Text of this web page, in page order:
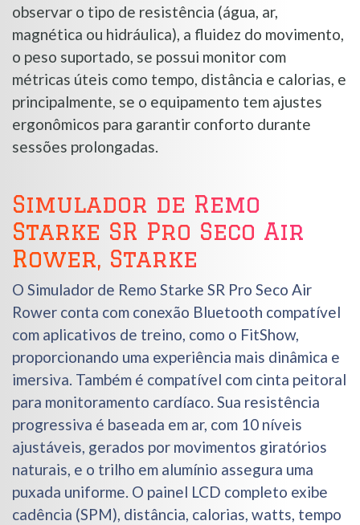
observar o tipo de resistência (água, ar,
magnética ou hidráulica), a fluidez do movimento,
o peso suportado, se possui monitor com
métricas úteis como tempo, distância e calorias, e
principalmente, se o equipamento tem ajustes
ergonômicos para garantir conforto durante
sessões prolongadas.
Simulador de Remo
Starke SR Pro Seco Air
Rower, Starke
O Simulador de Remo Starke SR Pro Seco Air
Rower conta com conexão Bluetooth compatível
com aplicativos de treino, como o FitShow,
proporcionando uma experiência mais dinâmica e
imersiva. Também é compatível com cinta peitoral
para monitoramento cardíaco. Sua resistência
progressiva é baseada em ar, com 10 níveis
ajustáveis, gerados por movimentos giratórios
naturais, e o trilho em alumínio assegura uma
puxada uniforme. O painel LCD completo exibe
cadência (SPM), distância, calorias, watts, tempo